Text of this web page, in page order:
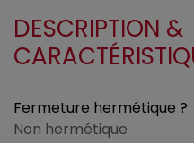
DESCRIPTION &
Fermeture hermétique ?
Non hermétique